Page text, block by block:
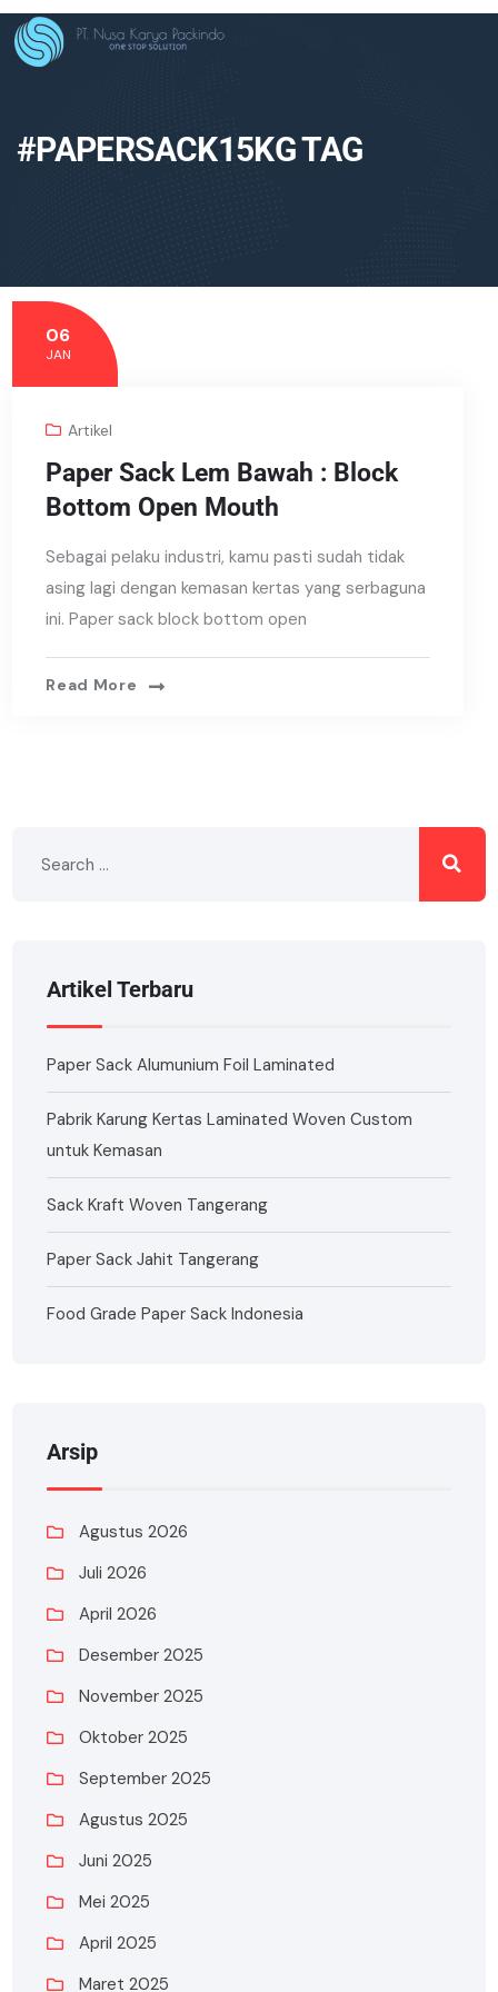
#PAPERSACK15KG TAG
06
JAN
Artikel
Paper Sack Lem Bawah : Block
Bottom Open Mouth
Sebagai pelaku industri, kamu pasti sudah tidak
asing lagi dengan kemasan kertas yang serbaguna
ini. Paper sack block bottom open
Read More
Artikel Terbaru
Paper Sack Alumunium Foil Laminated
Pabrik Karung Kertas Laminated Woven Custom
untuk Kemasan
Sack Kraft Woven Tangerang
Paper Sack Jahit Tangerang
Food Grade Paper Sack Indonesia
Arsip
Agustus 2026
Juli 2026
April 2026
Desember 2025
November 2025
Oktober 2025
September 2025
Agustus 2025
Juni 2025
Mei 2025
April 2025
Maret 2025